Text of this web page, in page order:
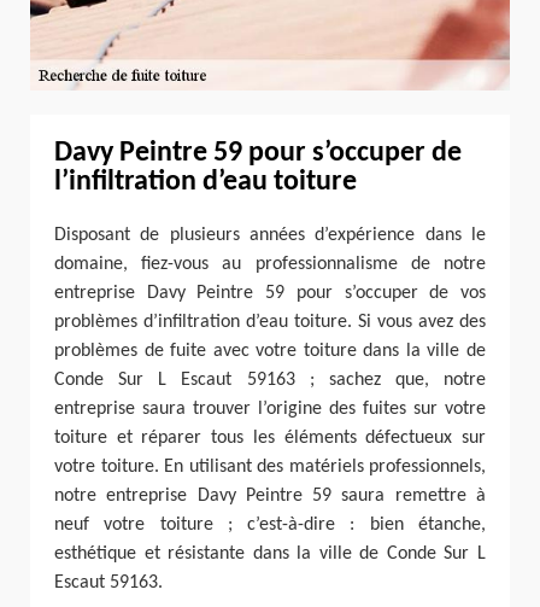
Davy Peintre 59 pour s’occuper de
l’infiltration d’eau toiture
Disposant de plusieurs années d’expérience dans le
domaine, fiez-vous au professionnalisme de notre
entreprise Davy Peintre 59 pour s’occuper de vos
problèmes d’infiltration d’eau toiture. Si vous avez des
problèmes de fuite avec votre toiture dans la ville de
Conde Sur L Escaut 59163 ; sachez que, notre
entreprise saura trouver l’origine des fuites sur votre
toiture et réparer tous les éléments défectueux sur
votre toiture. En utilisant des matériels professionnels,
notre entreprise Davy Peintre 59 saura remettre à
neuf votre toiture ; c’est-à-dire : bien étanche,
esthétique et résistante dans la ville de Conde Sur L
Escaut 59163.